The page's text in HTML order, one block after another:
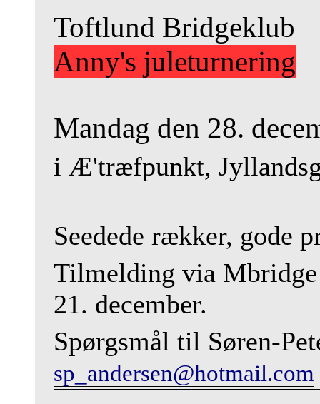
Toftlund Bridgeklub
Anny's juleturnering
Mandag den 28.
i Æ'træfpunkt,
Seedede rækker, gode
Tilmelding via
21. december.
Spørgsmål til Søren-
sp_andersen@hotmail.com